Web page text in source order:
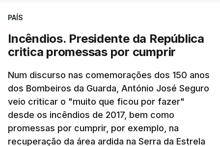
PAÍS
Incêndios. Presidente da República
critica promessas por cumprir
Num discurso nas comemorações dos 150 anos
dos Bombeiros da Guarda, António José Seguro
veio criticar o "muito que ficou por fazer"
desde os incêndios de 2017, bem como
promessas por cumprir, por exemplo, na
recuperação da área ardida na Serra da Estrela